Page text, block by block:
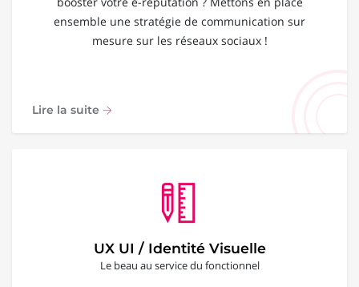
ensemble une stratégie de communication sur
mesure sur les réseaux sociaux !
Lire la suite
UX UI / Identité Visuelle
Le beau au service du fonctionnel